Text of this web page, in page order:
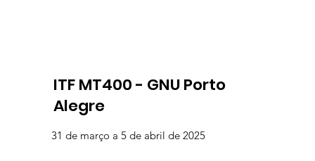
ITF MT400 - GNU Porto
Alegre
31 de março a 5 de abril de 2025